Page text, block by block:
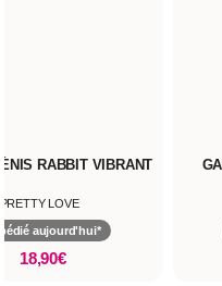
GAINE À PÉNIS VIBRANTE
Expédié aujourd'hui*